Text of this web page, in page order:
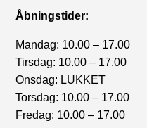
Åbningstider:
Mandag: 10.00 – 17.00
Tirsdag: 10.00 – 17.00
Onsdag: LUKKET
Torsdag: 10.00 – 17.00
Fredag: 10.00 – 17.00